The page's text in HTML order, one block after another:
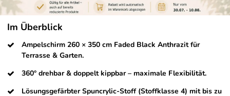
Im Überblick
Ampelschirm 260 × 350 cm Faded Black Anthrazit für
Terrasse & Garten.
360° drehbar & doppelt kippbar – maximale Flexibilität.
Lösungsgefärbter Spuncrylic-Stoff (Stoffklasse 4) mit bis zu